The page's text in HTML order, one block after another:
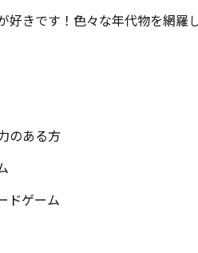
好きです！色々な年代物を網羅
のある方
ドゲーム